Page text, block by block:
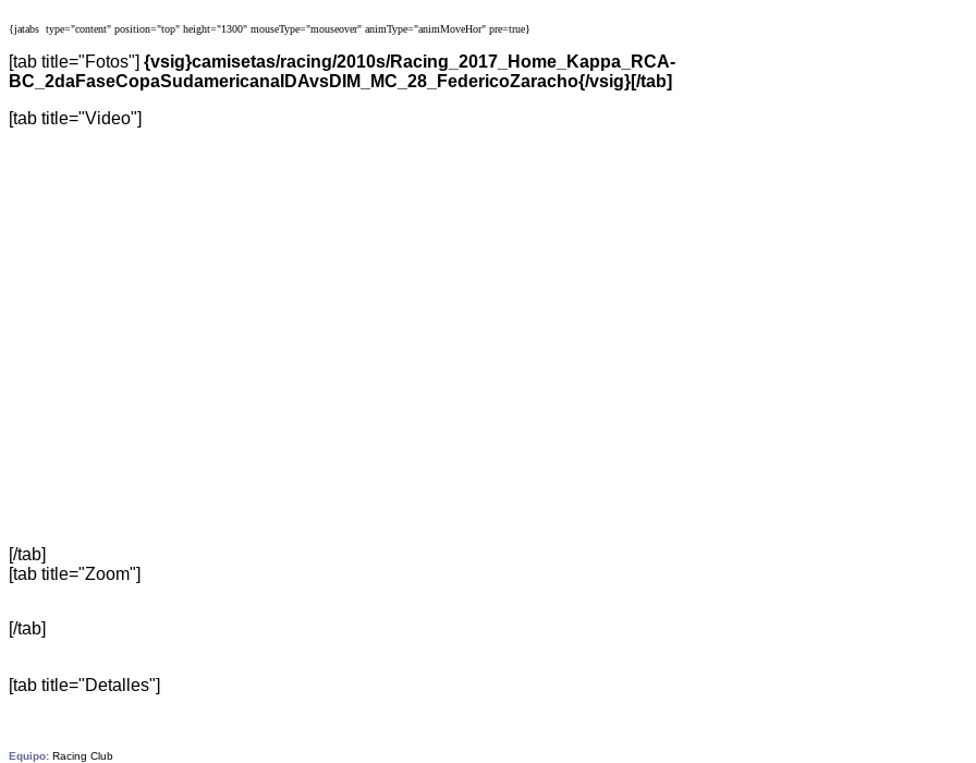
{jatabs type="content" position="top" height="1300" mouseType="mouseover" animType="animMoveHor" pre=true}
[tab title="Fotos"] {vsig}camisetas/racing/2010s/Racing_2017_Home_Kappa_RCA-
BC_2daFaseCopaSudamericanaIDAvsDIM_MC_28_FedericoZaracho{/vsig}[/tab]
[tab title="Video"]
[/tab]
[tab title="Zoom"]
[/tab]
[tab title="Detalles"]
Equipo: Racing Club